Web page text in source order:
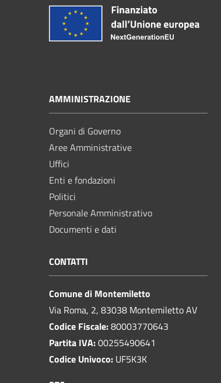
AMMINISTRAZIONE
Organi di Governo
Aree Amministrative
Uffici
Enti e fondazioni
Politici
Personale Amministrativo
Documenti e dati
CONTATTI
Comune di Montemiletto
Via Roma, 2, 83038 Montemiletto AV
Codice Fiscale:80003770643
Partita IVA:00255490641
Codice Univoco: UF5K3K